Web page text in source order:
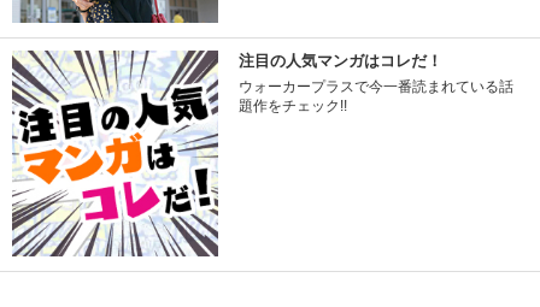
注目の人気マンガはコレだ！
ウォーカープラスで今一番読まれている話
題作をチェック!!